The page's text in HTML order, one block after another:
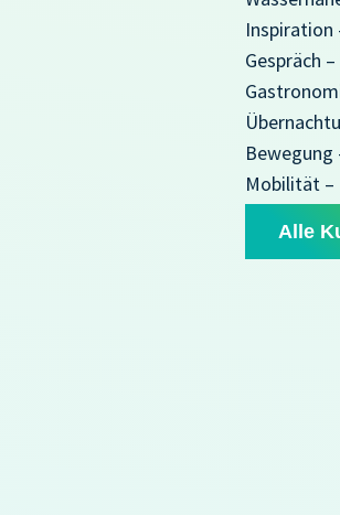
Inspiration
Gespräch
Mobilität –
Alle